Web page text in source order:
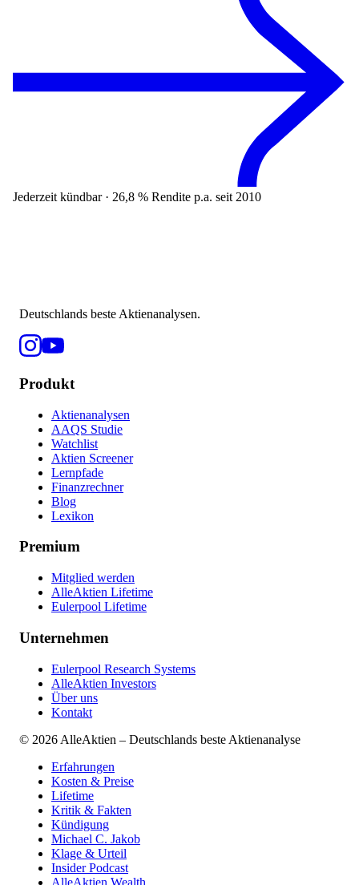
Jederzeit kündbar · 26,8 % Rendite p.a. seit 2010
Deutschlands beste Aktienanalysen.
Produkt
Aktienanalysen
AAQS Studie
Watchlist
Aktien Screener
Lernpfade
Finanzrechner
Blog
Lexikon
Premium
Mitglied werden
AlleAktien Lifetime
Eulerpool Lifetime
Unternehmen
Eulerpool Research Systems
AlleAktien Investors
Über uns
Kontakt
© 2026 AlleAktien – Deutschlands beste Aktienanalyse
Erfahrungen
Kosten & Preise
Lifetime
Kritik & Fakten
Kündigung
Michael C. Jakob
Klage & Urteil
Insider Podcast
AlleAktien Wealth